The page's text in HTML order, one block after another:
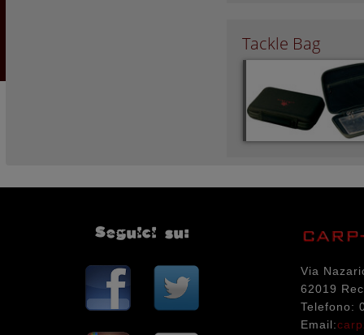
Tackle Bag
Seguici su:
Via
62019
Telefono:
Email: